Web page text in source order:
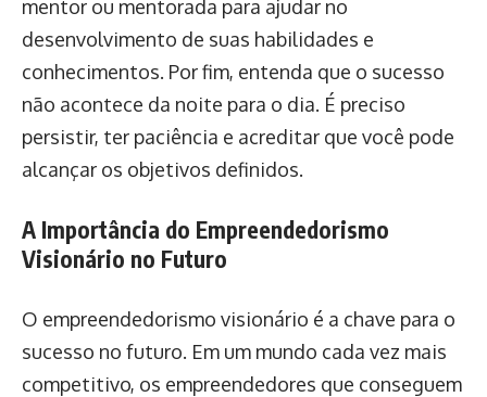
mentor ou mentorada para ajudar no
desenvolvimento de suas habilidades e
conhecimentos. Por fim, entenda que o sucesso
não acontece da noite para o dia. É preciso
persistir, ter paciência e acreditar que você pode
alcançar os objetivos definidos.
A Importância do Empreendedorismo
Visionário no Futuro
O empreendedorismo visionário é a chave para o
sucesso no futuro. Em um mundo cada vez mais
competitivo, os empreendedores que conseguem